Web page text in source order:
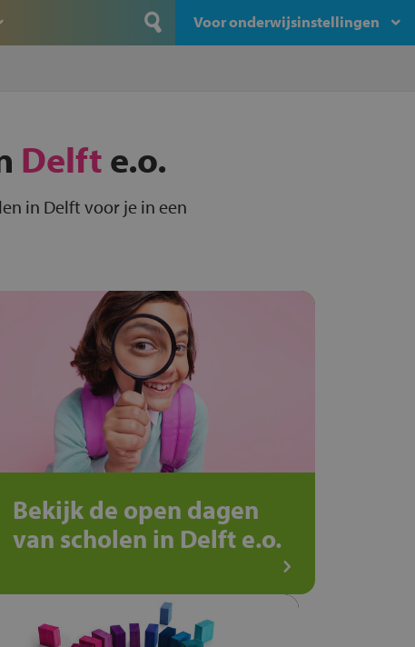
Voor onderwijsinstellingen
Delfte.o.
in Delft voor je in een
Bekijk de open dagen
van scholen in Delft e.o.